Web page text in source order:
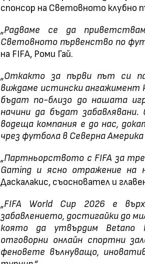
спонсор на Световното клубно
„Радваме се да
Световното първенство по
на FIFA, Роми Гай.
„Откакто за първи път си
виждаме истински
бъдат по-близо до нашата
начини да бъдат
водеща компания е до нас,
чрез футбола в Северна
„Партньорството с FIFA за
Gaming и ясно отражение на
Даскалакис, съосновател и
„FIFA World Cup 2026 е
забавлението, достигайки до
която да утвърдим Betano
отговорни онлайн спортни
феновете вълнуващо,